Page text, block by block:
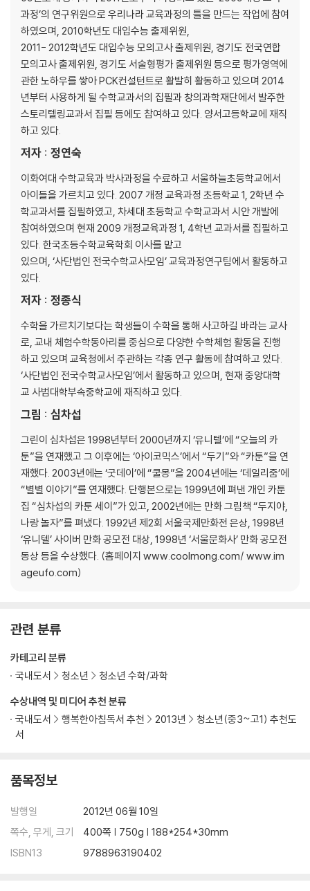
과정’의 연구위원으로 우리나라 교육과정의 틀을 만드는 작업에 참여
하였으며, 2010학년도 대입수능 출제위원,
2011- 2012학년도 대입수능 모의고사 출제위원, 경기도 전국연합
모의고사 출제위원, 경기도 서술형평가 출제위원 등으로 평가영역에
관한 노하우를 쌓아 PCK컨설턴트로 활발히 활동하고 있으며 2014
년부터 사용하게 될 수학교과서의 집필과 창의과학재단에서 발주한
스토리텔링교과서 집필 등에도 참여하고 있다. 양서고등학교에 재직
하고 있다.
저자 : 정연숙
이화여대 수학교육과 박사과정을 수료하고 서울하늘초등학교에서
아이들을 가르치고 있다. 2007 개정 교육과정 초등학교 1, 2학년 수
학교과서를 집필하였고, 차세대 초등학교 수학교과서 시안 개발에
참여하였으며 현재 2009 개정교육과정 1, 4학년 교과서를 집필하고
있다. 한국초등수학교육학회 이사를 맡고
있으며, ‘사단법인 전국수학교사모임’ 교육과정연구팀에서 활동하고
있다.
저자 : 정종식
수학을 가르치기보다는 학생들이 수학을 통해 사고하길 바라는 교사
로, 교내 체험수학동아리를 중심으로 다양한 수학체험 활동을 진행
하고 있으며 교육청에서 주관하는 각종 연구 활동에 참여하고 있다.
‘사단법인 전국수학교사모임’에서 활동하고 있으며, 현재 중앙대학
교 사범대학부속중학교에 재직하고 있다.
그림 : 심차섭
그린이 심차섭은 1998년부터 2000년까지 ‘유니텔’에 “오늘의 카
툰”을 연재했고 그 이후에는 ‘아이코믹스’에서 “두기”와 “카툰”을 연
재했다. 2003년에는 ‘굿데이’에 “쿨몽”을 2004년에는 ‘데일리줌’에
“별별 이야기”를 연재했다. 단행본으로는 1999년에 펴낸 개인 카툰
집 “심차섭의 카툰 세이”가 있고, 2002년에는 만화 그림책 “두지야,
나랑 놀자”를 펴냈다. 1992년 제2회 서울국제만화전 은상, 1998년
‘유니텔’ 사이버 만화 공모전 대상, 1998년 ‘서울문화사’ 만화 공모전
동상 등을 수상했다. (홈페이지 www.coolmong.com/ www.im
ageufo.com)
관련 분류
수상내역 및 미디어 추천 분류
국내도서
행복한아침독서 추천 2013년
청소년(중3~고1) 추천도
서
카테고리 분류
국내도서
청소년 청소년 수학/과학
품목정보
발행일
2012년 06월 10일
쪽수, 무게, 크기
400쪽 | 750g | 188*254*30mm
ISBN13
9788963190402